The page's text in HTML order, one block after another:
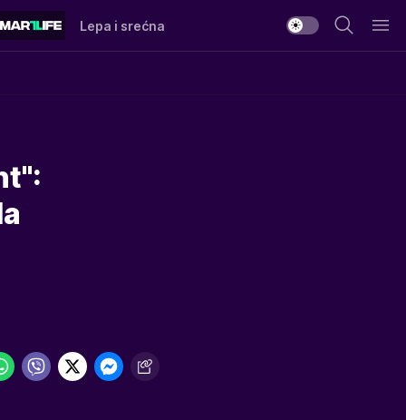
Lepa i srećna